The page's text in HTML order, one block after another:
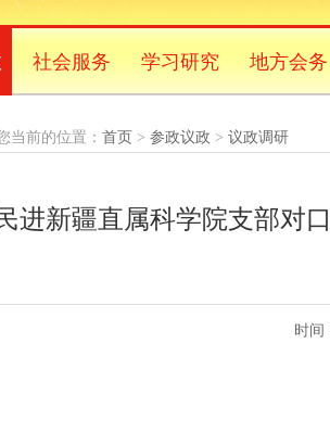
社会服务 学习研究 地方会务
当前的位置： 首页 > 参政议政 > 议政调研
进新疆直属科学院支部对
时间